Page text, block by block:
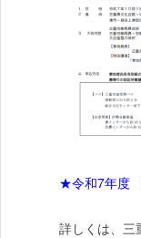
★令和7年度
詳しくは、三